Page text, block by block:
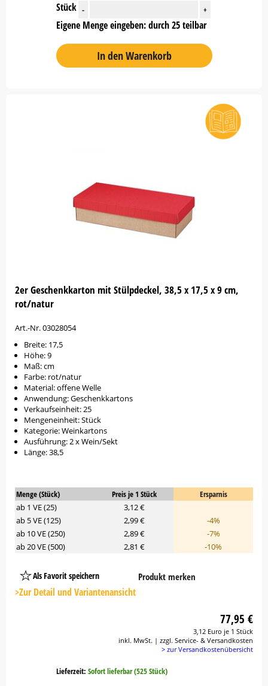
Stück - +
Eigene Menge eingeben: durch 25 teilbar
In den Warenkorb
2er Geschenkkarton mit Stülpdeckel, 38,5 x 17,5 x 9 cm,
rot/natur
Art.-Nr. 03028054
Breite: 17,5
Höhe: 9
Maß: cm
Farbe: rot/natur
Material: offene Welle
Anwendung: Geschenkkartons
Verkaufseinheit: 25
Mengeneinheit: Stück
Kategorie: Weinkartons
Ausführung: 2 x Wein/Sekt
Länge: 38,5
Menge (Stück) Preis je 1 Stück
Ersparnis
ab 1 VE (25)
3,12 €
ab 5 VE (125)
2,99 €
-4%
ab 10 VE (250)
2,89 €
-7%
ab 20 VE (500)
2,81 € -10%
Als Favorit speichern
Platzhalter
Button
Produkt merken
>Zur Detail und Variantenansicht
77,95 €
3,12 Euro je 1 Stück
inkl. MwSt. | zzgl. Service- & Versandkosten
> zur Versandkostenübersicht
Lieferzeit: Sofort lieferbar (525 Stück)